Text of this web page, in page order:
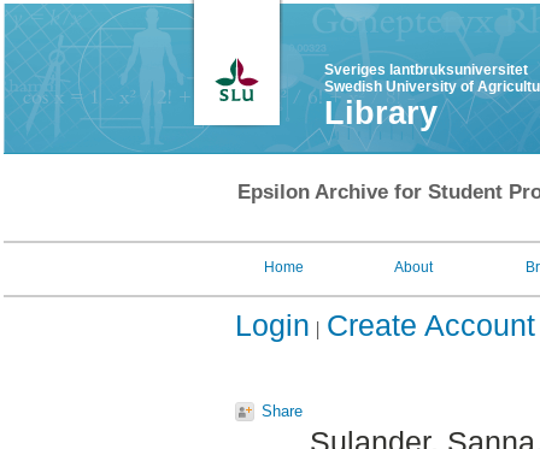
Sveriges lantbruksuniversitet
Swedish University of
Library
Epsilon Archive for Student
Home About
Login Create Account
Share
Sulander, Sanna